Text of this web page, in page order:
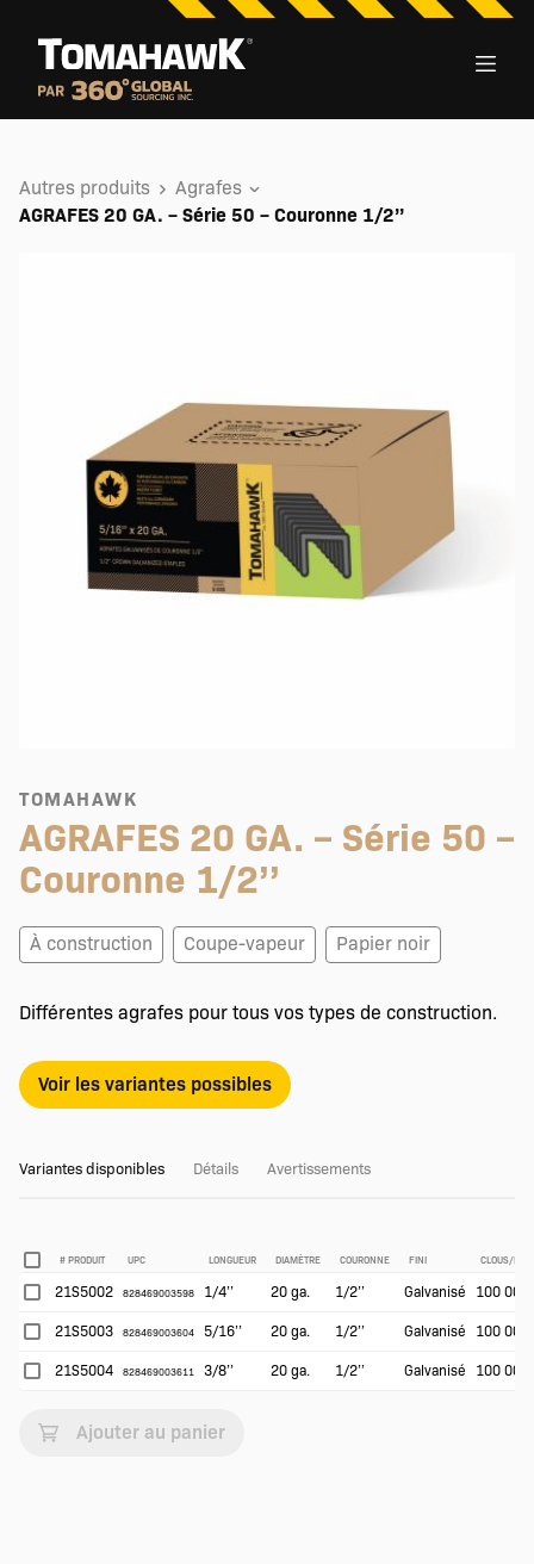
Autres produits Agrafes
AGRAFES 20 GA. – Série 50 – Couronne 1/2’’
TOMAHAWK
AGRAFES 20 GA. – Série 50 –
Couronne 1/2’’
À construction Coupe-vapeur Papier noir
Différentes agrafes pour tous vos types de construction.
Voir les variantes possibles
Variantes disponibles Détails Avertissements
# PRODUIT UPC LONGUEUR DIAMÈTRE COURONNE FINI CLOUS/
21S5002 828469003598 1/4’’ 20 ga. 1/2’’ Galvanisé 100 000
21S5003 828469003604 5/16’’ 20 ga. 1/2’’ Galvanisé 100 000
21S5004 828469003611 3/8’’ 20 ga. 1/2’’ Galvanisé 100 000
Ajouter au panier